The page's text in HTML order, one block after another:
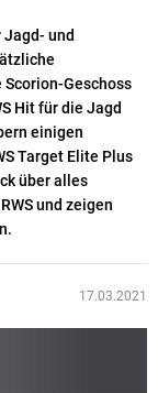
und
Geschoss
Hit für die Jagd
einigen
Target Elite Plus
über alles
und zeigen
17.03.2021